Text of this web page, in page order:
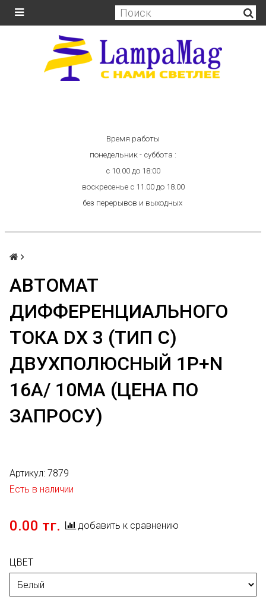
Время работы
понедельник - суббота :
с 10.00 до 18:00
воскресенье с 11.00 до 18.00
без перерывов и выходных
АВТОМАТ
ДИФФЕРЕНЦИАЛЬНОГО
ТОКА DX 3 (ТИП С)
ДВУХПОЛЮСНЫЙ 1P+N
16А/ 10МА (ЦЕНА ПО
ЗАПРОСУ)
Артикул: 7879
Есть в наличии
0.00 тг. добавить к сравнению
ЦВЕТ